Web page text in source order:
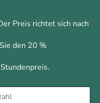
Preis richtet sich nach
den 20 %